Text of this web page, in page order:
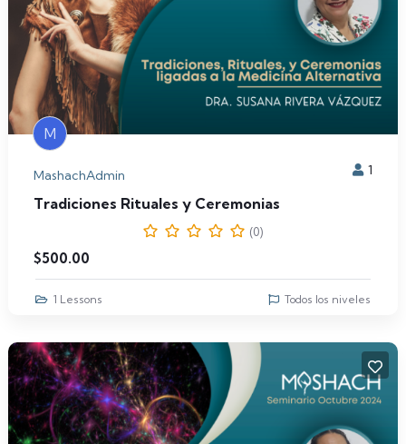
M
MashachAdmin 1
Tradiciones Rituales y Ceremonias
(0)
$500.00
1 Lessons Todos los niveles